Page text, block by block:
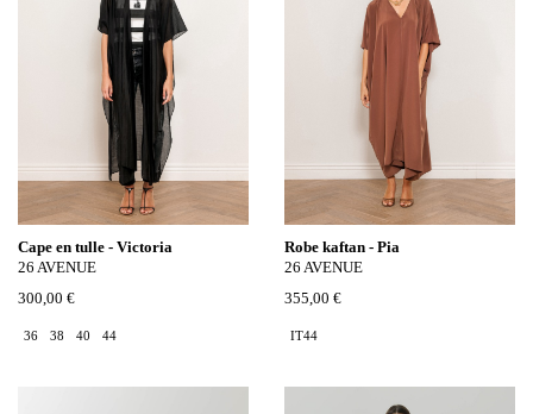
Cape en tulle - Victoria
26 AVENUE
300,00 €
36 38 40 44
Robe kaftan - Pia
26 AVENUE
355,00 €
IT44